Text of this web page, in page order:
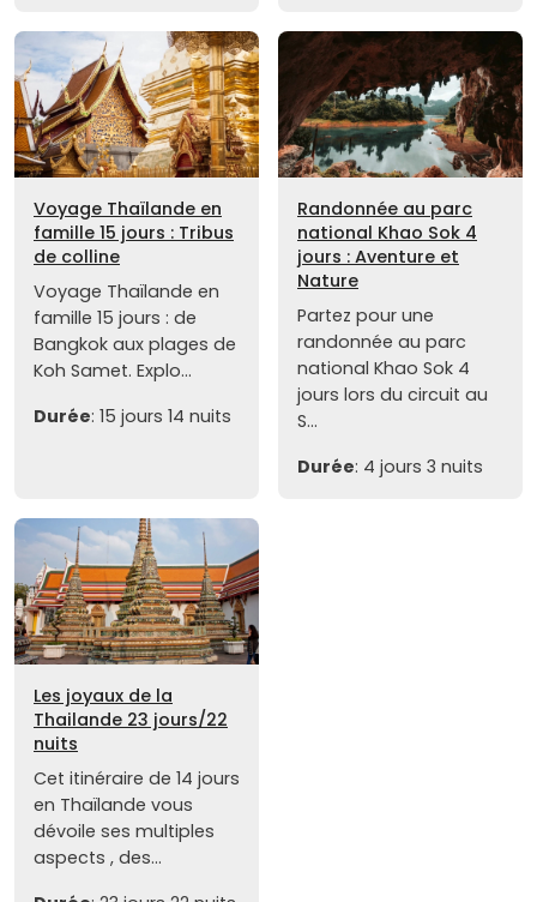
Voyage Thaïlande en
famille 15 jours : Tribus
de colline
Voyage Thaïlande en
famille 15 jours : de
Bangkok aux plages de
Koh Samet. Explo...
Durée: 15 jours 14 nuits
Randonnée au parc
national Khao Sok 4
jours : Aventure et
Nature
Partez pour une
randonnée au parc
national Khao Sok 4
jours lors du circuit au
S...
Durée: 4 jours 3 nuits
Les joyaux de la
Thailande 23 jours/22
nuits
Cet itinéraire de 14 jours
en Thaïlande vous
dévoile ses multiples
aspects , des...